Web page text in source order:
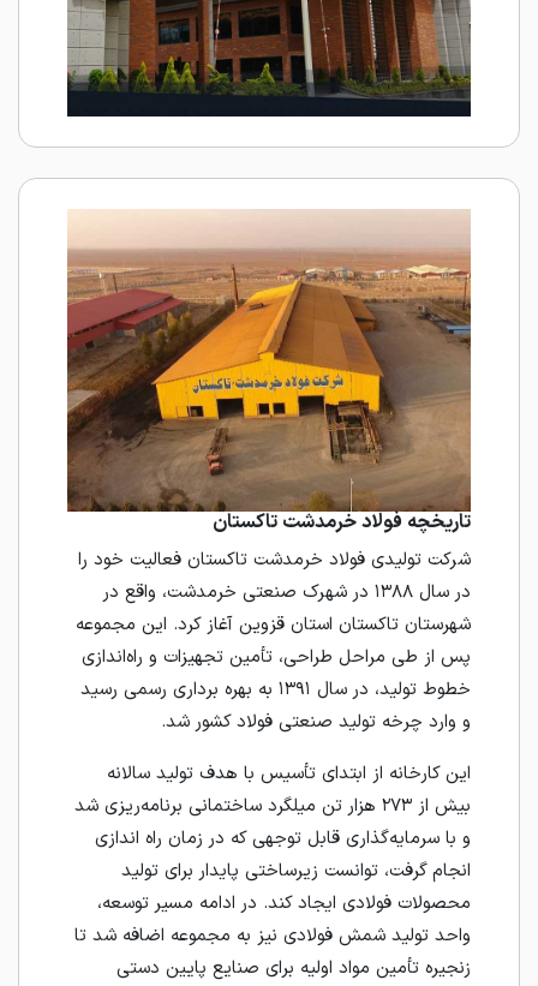
تاریخچه فولاد خرمدشت تاکستان
شرکت تولیدی فولاد خرمدشت تاکستان فعالیت خود را
در سال ۱۳۸۸ در شهرک صنعتی خرمدشت، واقع در
شهرستان تاکستان استان قزوین آغاز کرد. این مجموعه
پس از طی مراحل طراحی، تأمین تجهیزات و راه‌اندازی
خطوط تولید، در سال ۱۳۹۱ به بهره‌ برداری رسمی رسید
و وارد چرخه تولید صنعتی فولاد کشور شد.
این کارخانه از ابتدای تأسیس با هدف تولید سالانه
بیش از ۲۷۳ هزار تن میلگرد ساختمانی برنامه‌ریزی شد
و با سرمایه‌گذاری قابل‌ توجهی که در زمان راه‌ اندازی
انجام گرفت، توانست زیرساختی پایدار برای تولید
محصولات فولادی ایجاد کند. در ادامه مسیر توسعه،
واحد تولید شمش فولادی نیز به مجموعه اضافه شد تا
زنجیره تأمین مواد اولیه برای صنایع پایین‌ دستی